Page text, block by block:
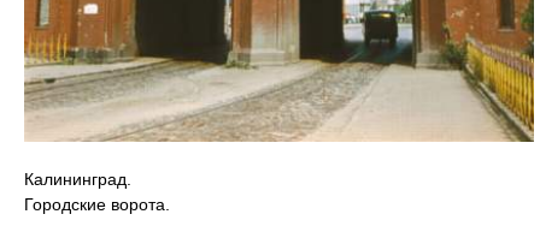
Калининград.
Городские ворота.